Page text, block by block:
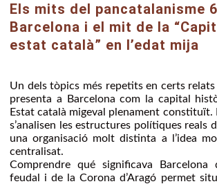
Els mits del pancatalanisme
Barcelona i el mit de la
estat català” en l’edat mija
Un dels tòpics més repetits en certs
presenta a Barcelona com la capital
Estat català migeval plenament constituït.
s’analisen les estructures polítiques reals
una organisació molt distinta a l’idea
centralisat.
Comprendre qué significava Barcelona
feudal i de la Corona d’Aragó permet